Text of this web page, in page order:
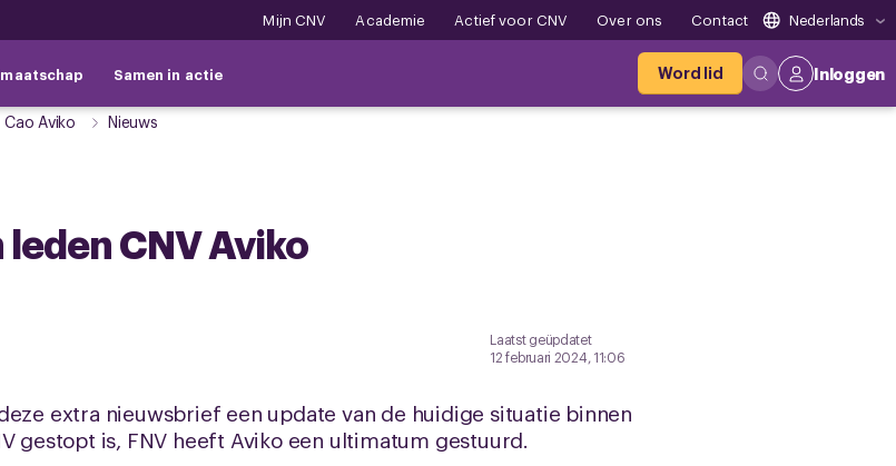
Mijn CNV Academie Actief voor CNV Over ons Contact Nederlands
Samen in actie Word lid Inloggen
Cao Aviko Nieuws
CNV Aviko
Laatst geüpdatet
12 februari 2024, 11:06
extra nieuwsbrief een update van de huidige situatie binnen
gestopt is, FNV heeft Aviko een ultimatum gestuurd.